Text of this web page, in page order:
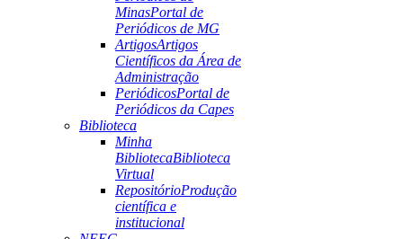
MinasPortal de
Periódicos de MG
ArtigosArtigos
Científicos da Área de
Administração
PeriódicosPortal de
Periódicos da Capes
Biblioteca
Minha
BibliotecaBiblioteca
Virtual
RepositórioProdução
científica e
institucional